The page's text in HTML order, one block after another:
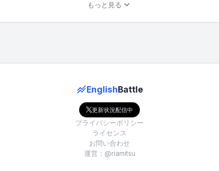
もっと見る
EnglishBattle
更新状況配信中
プライバシーポリシー
ライセンス
お問い合わせ
運営：@riamitsu